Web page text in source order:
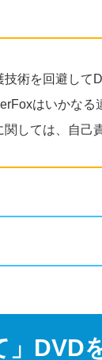
技術を回避し
はいかな
しては、自己
」DVD